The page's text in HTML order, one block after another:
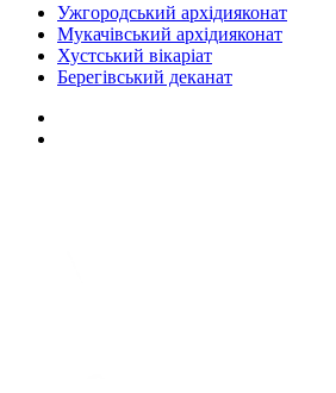
Ужгородський архідияконат
Мукачівський архідияконат
Хустський вікаріат
Берегівський деканат